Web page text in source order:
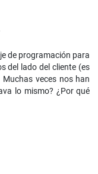
de programación para
del lado del cliente (es
veces nos han
lo mismo? ¿Por qué